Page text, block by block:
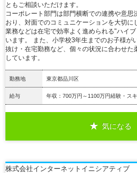
ともご相談いただけます。
コーポレート部門は部門横断での連携や意思
おり、対面でのコミュニケーションを大切に
業務などは在宅で効率よく進められる"ハイ
います。 また、小学校3年生までのお子様が
抜け・在宅勤務など、個々の状況に合わせた
しています。
勤務地 東京都品川区
給与 年収：700万円～1100万円経験・ス
気になる
株式会社インターネットイニシアティブ